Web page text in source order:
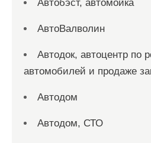
Автобэст, автомойка
АвтоВалволин
Автодок, автоцентр по
автомобилей и продаже
Автодом
Автодом, СТО